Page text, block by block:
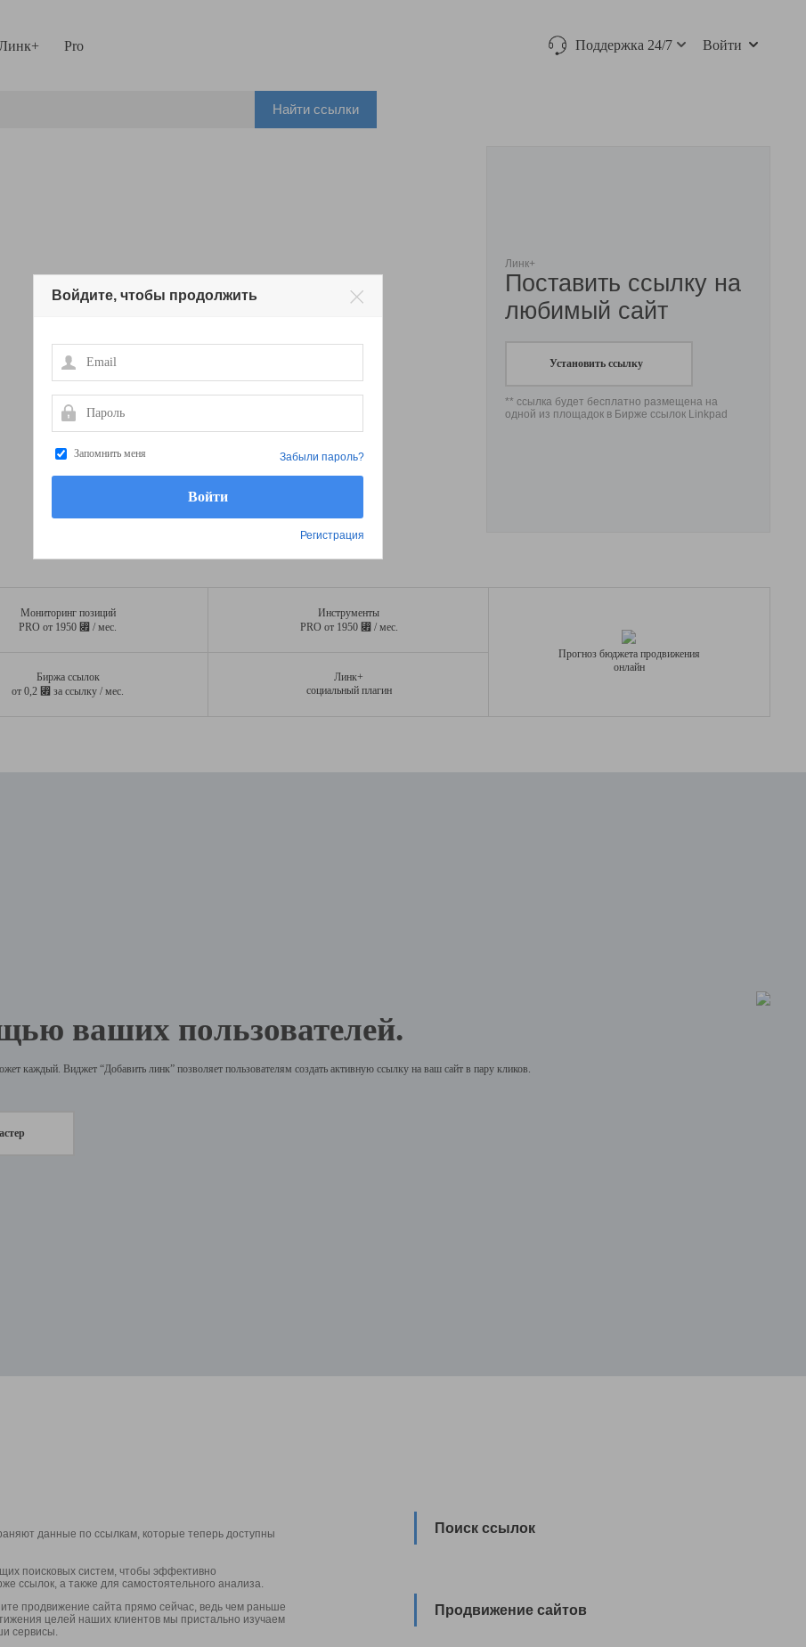
Pro Поддержка 24/7 Войти
Найти ссылки
Линк+
Поставить ссылку на
любимый сайт
Установить ссылку
** ссылка будет бесплатно размещена на
одной из площадок в Бирже ссылок Linkpad
Мониторинг позиций
PRO от 1950 ⃏ / мес.
Инструменты
PRO от 1950 ⃏ / мес.
Биржа ссылок
от 0,2 ⃏ за ссылку / мес.
Линк+
социальный плагин
Прогноз бюджета продвижения
онлайн
ваших пользователей.
каждый. Виджет “Добавить линк” позволяет пользователям создать активную ссылку на ваш сайт в пару кликов.
данные по ссылкам, которые теперь доступны
поисковых систем, чтобы эффективно
ссылок, а также для самостоятельного анализа.
продвижение сайта прямо сейчас, ведь чем раньше
целей наших клиентов мы пристально изучаем
сервисы.
Поиск ссылок
Продвижение сайтов
Войдите, чтобы продолжить
Email
Пароль
Запомнить меня
Регистрация
Забыли пароль?